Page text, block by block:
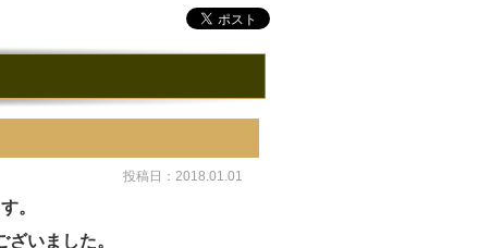
投稿日：2018.01.01
。
いました。